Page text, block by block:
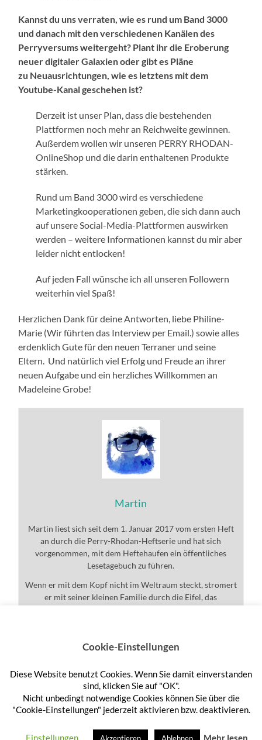
Kannst du uns verraten, wie es rund um Band 3000
und danach mit den verschiedenen Kanälen des
Perryversums weitergeht? Plant ihr die Eroberung
neuer digitaler Galaxien oder gibt es Pläne
zu Neuausrichtungen, wie es letztens mit dem
Youtube-Kanal geschehen ist?
Derzeit ist unser Plan, dass die bestehenden
Plattformen noch mehr an Reichweite gewinnen.
Außerdem wollen wir unseren PERRY RHODAN-
OnlineShop und die darin enthaltenen Produkte
stärken.
Rund um Band 3000 wird es verschiedene
Marketingkooperationen geben, die sich dann auch
auf unsere Social-Media-Plattformen auswirken
werden – weitere Informationen kannst du mir aber
leider nicht entlocken!
Auf jeden Fall wünsche ich all unseren Followern
weiterhin viel Spaß!
Herzlichen Dank für deine Antworten, liebe Philine-
Marie (Wir führten das Interview per Email.) sowie alles
erdenklich Gute für den neuen Terraner und seine
Eltern. Und natürlich viel Erfolg und Freude an ihrer
neuen Aufgabe und ein herzliches Willkommen an
Madeleine Grobe!
Martin
Martin liest sich seit dem 1. Januar 2017 vom ersten Heft
an durch die Perry-Rhodan-Heftserie und hat sich
vorgenommen, mit dem Heftehaufen ein öffentliches
Lesetagebuch zu führen.
Wenn er mit dem Kopf nicht im Weltraum steckt, stromert
er mit seiner kleinen Familie durch die Eifel, das
Anmelden
© 2026 HEFTEHAUFEN —HOCH ↑
Cookie-Einstellungen
Diese Website benutzt Cookies. Wenn Sie damit einverstanden
sind, klicken Sie auf "OK".
Nicht unbedingt notwendige Cookies können Sie über die
"Cookie-Einstellungen" jederzeit aktivieren bzw. deaktivieren.
Einstellungen Mehr lesen